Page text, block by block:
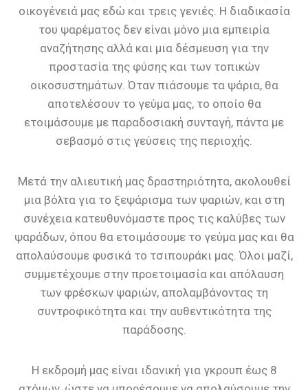
οικογένειά μας εδώ και τρεις γενιές. Η διαδικασία
του ψαρέματος δεν είναι μόνο μια εμπειρία
αναζήτησης αλλά και μια δέσμευση για την
προστασία της φύσης και των τοπικών
οικοσυστημάτων. Όταν πιάσουμε τα ψάρια, θα
αποτελέσουν το γεύμα μας, το οποίο θα
ετοιμάσουμε με παραδοσιακή συνταγή, πάντα με
σεβασμό στις γεύσεις της περιοχής.
Μετά την αλιευτική μας δραστηριότητα, ακολουθεί
μια βόλτα για το ξεψάρισμα των ψαριών, και στη
συνέχεια κατευθυνόμαστε προς τις καλύβες των
ψαράδων, όπου θα ετοιμάσουμε το γεύμα μας και θα
απολαύσουμε φυσικά το τσιπουράκι μας. Όλοι μαζί,
συμμετέχουμε στην προετοιμασία και απόλαυση
των φρέσκων ψαριών, απολαμβάνοντας τη
συντροφικότητα και την αυθεντικότητα της
παράδοσης.
Η εκδρομή μας είναι ιδανική για γκρουπ έως 8